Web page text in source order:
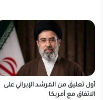
أول تعليق من المرشد الإيراني على
الاتفاق مع أمريكا